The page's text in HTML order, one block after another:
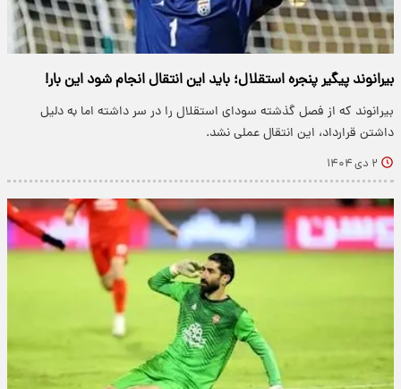
بیرانوند پیگیر پنجره استقلال؛ باید این انتقال انجام شود این بار!
بیرانوند که از فصل گذشته سودای استقلال را در سر داشته اما به دلیل
داشتن قرارداد، این انتقال عملی نشد.
۲ دی ۱۴۰۴